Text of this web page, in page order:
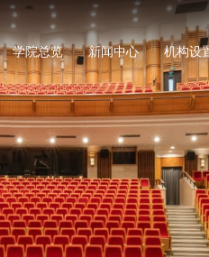
学院总览
学校简介
现任领导
学校章程
学校标识
浙艺校训
新闻中心
浙艺要闻
浙艺动态
浙艺公告
媒体浙艺
机构设
党政管理
教学机
科研机
教辅机